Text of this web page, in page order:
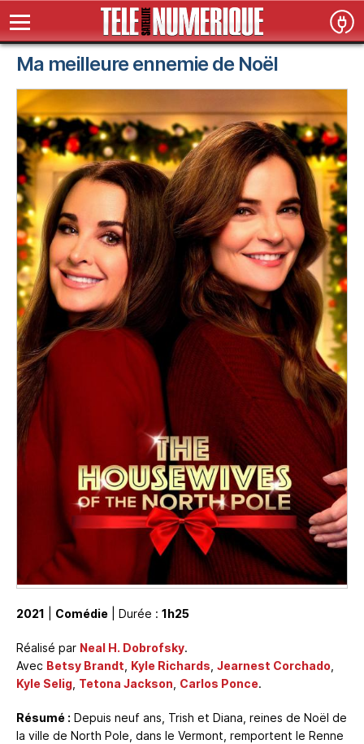
Ma meilleure ennemie de Noël
2021 Comédie | Durée : 1h25
Réalisé par Neal H. Dobrofsky.
Avec Betsy Brandt, Kyle Richards, Jearnest Corchado,
Kyle Selig, Tetona Jackson, Carlos Ponce.
Résumé : Depuis neuf ans, Trish et Diana, reines de Noël de
la ville de North Pole, dans le Vermont, remportent le Renne